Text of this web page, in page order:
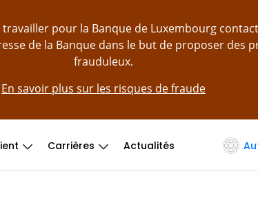
pour la Banque de Luxembourg
de la Banque dans le but de proposer des
frauduleux.
En savoir plus sur les risques de fraude
Carrières Actualités